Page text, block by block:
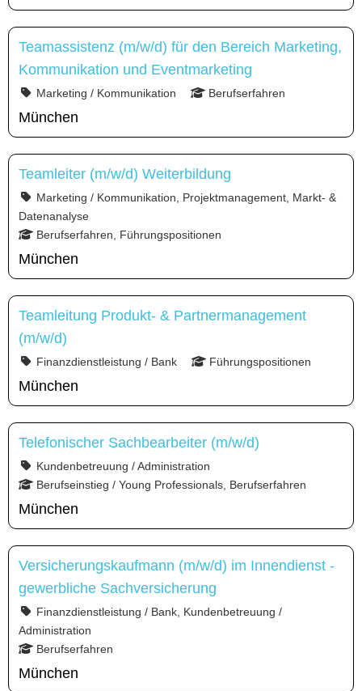
Teamassistenz (m/w/d) für den Bereich Marketing,
Kommunikation und Eventmarketing
Marketing / Kommunikation Berufserfahren
München
Teamleiter (m/w/d) Weiterbildung
Marketing / Kommunikation, Projektmanagement, Markt- &
Datenanalyse
Berufserfahren, Führungspositionen
München
Teamleitung Produkt- & Partnermanagement
(m/w/d)
Finanzdienstleistung / Bank Führungspositionen
München
Telefonischer Sachbearbeiter (m/w/d)
Kundenbetreuung / Administration
Berufseinstieg / Young Professionals, Berufserfahren
München
Versicherungskaufmann (m/w/d) im Innendienst -
gewerbliche Sachversicherung
Finanzdienstleistung / Bank, Kundenbetreuung /
Administration
Berufserfahren
München